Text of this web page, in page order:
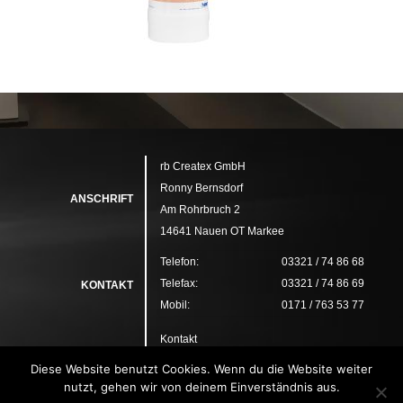
ANSCHRIFT
rb Createx GmbH
Ronny Bernsdorf
Am Rohrbruch 2
14641 Nauen OT Markee
KONTAKT
Telefon:
03321 / 74 86 68
Telefax:
03321 / 74 86 69
Mobil:
0171 / 763 53 77
RECHTLICHES
Kontakt
Disclaimer
Diese Website benutzt Cookies. Wenn du die Website weiter
nutzt, gehen wir von deinem Einverständnis aus.